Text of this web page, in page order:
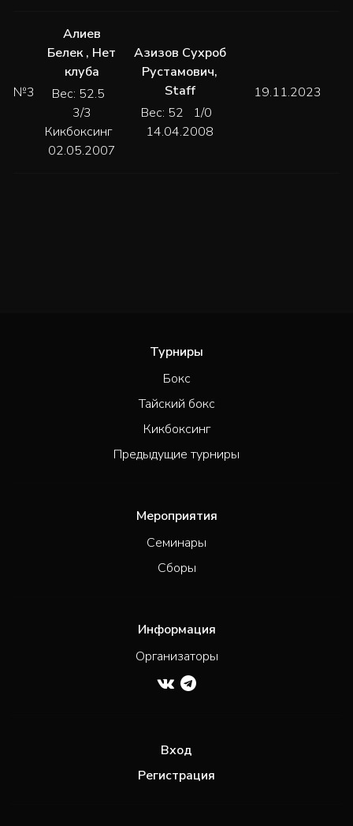
№3
Алиев
Белек, Нет
клуба
Вес: 52.5
3/3
Кикбоксинг
02.05.2007
Азизов Сухроб
Рустамович,
Staff
Вес: 52 1/0
14.04.2008
19.11.2023
Турниры
Бокс
Тайский бокс
Кикбоксинг
Предыдущие турниры
Мероприятия
Семинары
Сборы
Информация
Организаторы
Вход
Регистрация